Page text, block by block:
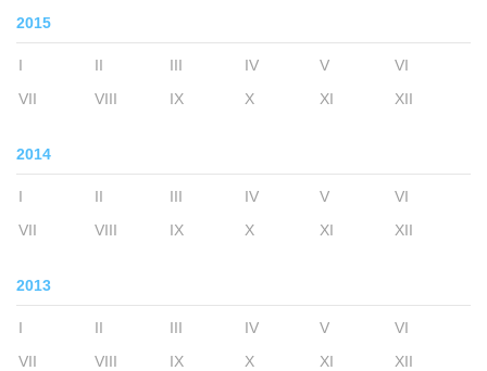
2015
I II III IV V
VI
VII
VIII IX X XI XII
2014
I II III IV V
VI
VII
VIII IX X XI XII
2013
I II III IV V
VI
VII
VIII IX X XI XII